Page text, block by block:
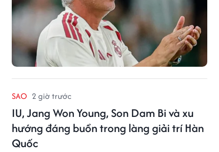
SAO 2 giờ trước
IU, Jang Won Young, Son Dam Bi và xu
hướng đáng buồn trong làng giải trí Hàn
Quốc